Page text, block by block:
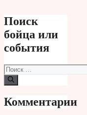
Поиск
бойца или
события
Поиск:
Комментарии